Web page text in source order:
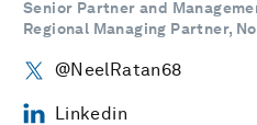
Senior Partner and
Regional Managing Partner,
@NeelRatan68
Linkedin